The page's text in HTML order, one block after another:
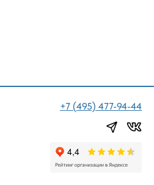
+7 (495) 477-94-44